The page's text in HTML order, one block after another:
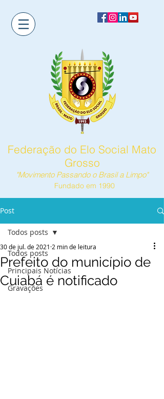
Federação do Elo Social Mato
Grosso
"Movimento Passando o Brasil a Limpo"
Fundado em 1990
Post
Todos posts
Principais Notícias
Gravações
Todos posts
Prefeito do município de
Cuiabá é notificado
30 de jul. de 2021 2 min de leitura